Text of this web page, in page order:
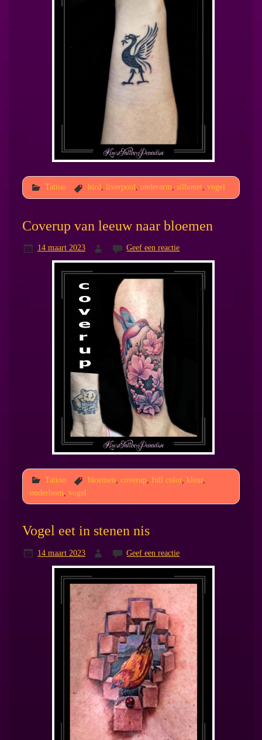
Tattoo bird, liverpool, onderarm, silhouet, vogel
Coverup van leeuw naar bloemen
14 maart 2023 Geef een reactie
Tattoo bloemen coverup, full color, kleur,
onderbeen, vogel
Vogel eet in stenen nis
14 maart 2023 Geef een reactie